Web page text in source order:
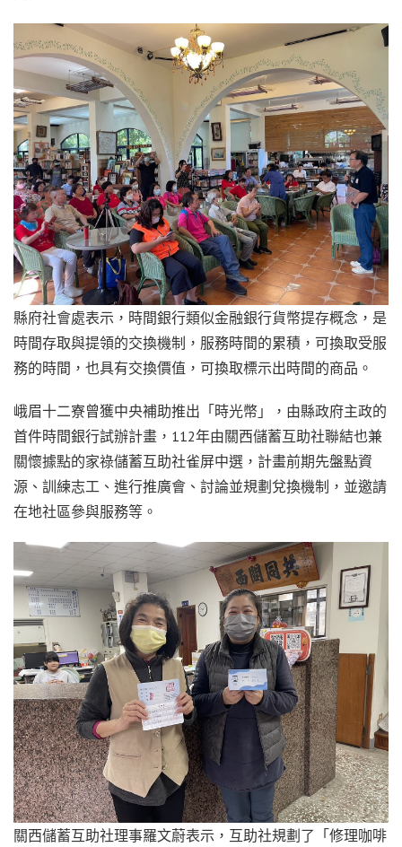
縣府社會處表示，時間銀行類似金融銀行貨幣提存概念，是
時間存取與提領的交換機制，服務時間的累積，可換取受服
務的時間，也具有交換價值，可換取標示出時間的商品。
峨眉十二寮曾獲中央補助推出「時光幣」，由縣政府主政的
首件時間銀行試辦計畫， 112年由關西儲蓄互助社聯結也兼
關懷據點的家祿儲蓄互助社雀屏中選，計畫前期先盤點資
源、訓練志工、進行推廣會、討論並規劃兌換機制，並邀請
在地社區參與服務等。
關西儲蓄互助社理事羅文蔚表示，互助社規劃了「修理咖啡